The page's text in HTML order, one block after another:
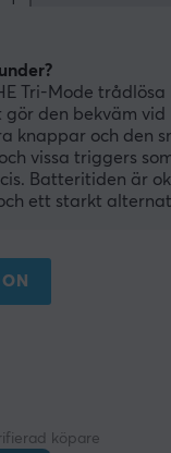
Tri-Mode
gör den bekväm
knappar och den
vissa triggers
Batteritiden är
ett starkt
köpare